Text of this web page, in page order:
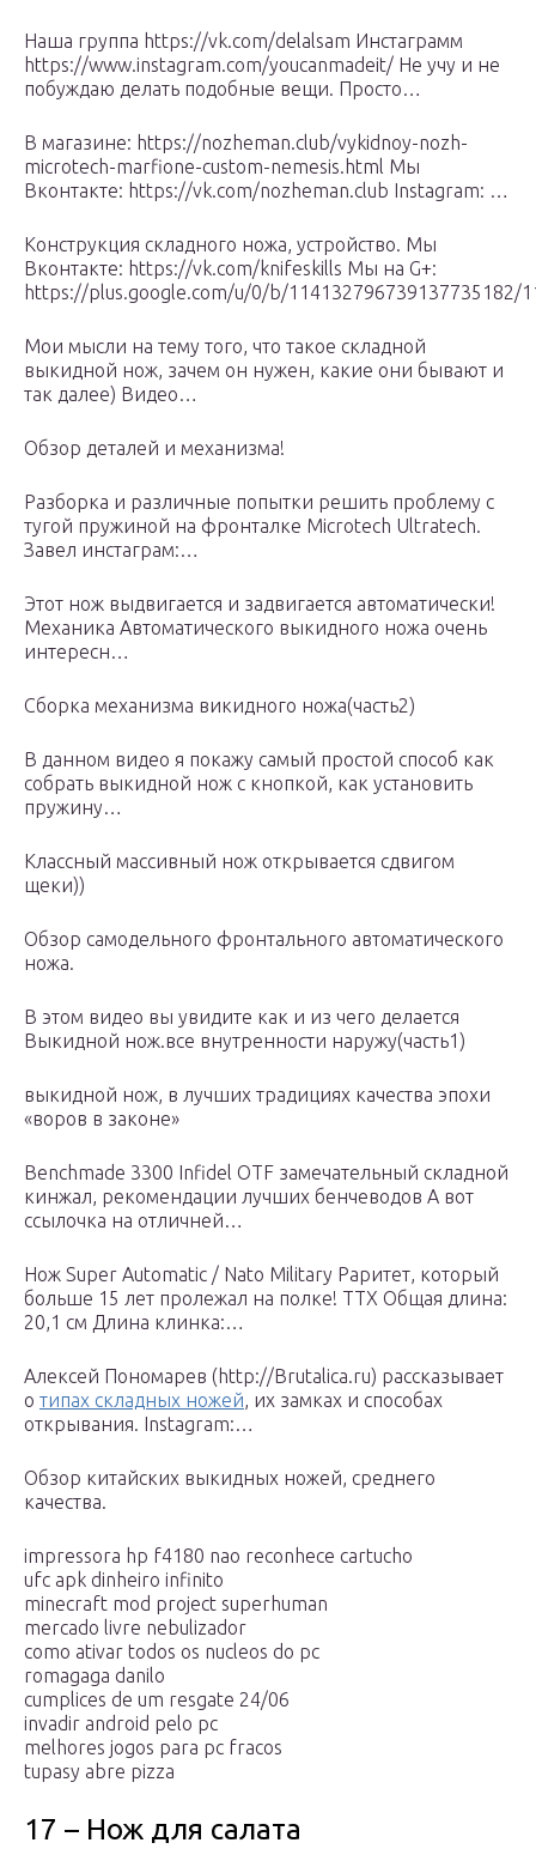
Наша группа https://vk.com/delalsam Инстаграмм
https://www.instagram.com/youcanmadeit/ Не учу и не
побуждаю делать подобные вещи. Просто…
В магазине: https://nozheman.club/vykidnoy-nozh-
microtech-marfione-custom-nemesis.html Мы
Вконтакте: https://vk.com/nozheman.club Instagram: …
Конструкция складного ножа, устройство. Мы
Вконтакте: https://vk.com/knifeskills Мы на G+:
https://plus.google.com/u/0/b/114132796739137735182/
Мои мысли на тему того, что такое складной
выкидной нож, зачем он нужен, какие они бывают и
так далее) Видео…
Обзор деталей и механизма!
Разборка и различные попытки решить проблему с
тугой пружиной на фронталке Microtech Ultratech.
Завел инстаграм:…
Этот нож выдвигается и задвигается автоматически!
Механика Автоматического выкидного ножа очень
интересн…
Сборка механизма викидного ножа(часть2)
В данном видео я покажу самый простой способ как
собрать выкидной нож с кнопкой, как установить
пружину…
Классный массивный нож открывается сдвигом
щеки))
Обзор самодельного фронтального автоматического
ножа.
В этом видео вы увидите как и из чего делается
Выкидной нож.все внутренности наружу(часть1)
выкидной нож, в лучших традициях качества эпохи
«воров в законе»
Benchmade 3300 Infidel OTF замечательный складной
кинжал, рекомендации лучших бенчеводов А вот
ссылочка на отличней…
Нож Super Automatic / Nato Military Раритет, который
больше 15 лет пролежал на полке! ТТХ Общая длина:
20,1 см Длина клинка:…
Алексей Пономарев (http://Brutalica.ru) рассказывает
о типах складных ножей, их замках и способах
открывания. Instagram:…
Обзор китайских выкидных ножей, среднего
качества.
impressora hp f4180 nao reconhece cartucho
ufc apk dinheiro infinito
minecraft mod project superhuman
mercado livre nebulizador
como ativar todos os nucleos do pc
romagaga danilo
cumplices de um resgate 24/06
invadir android pelo pc
melhores jogos para pc fracos
tupasy abre pizza
17 – Нож для салата